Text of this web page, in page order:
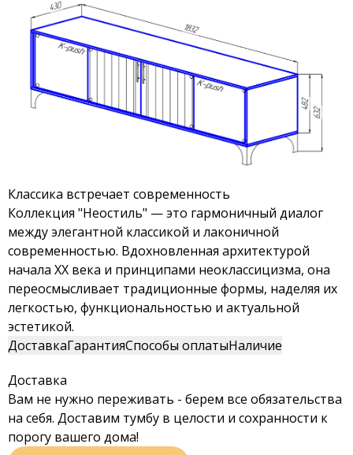
Классика встречает современность
Коллекция "Неостиль" — это гармоничный диалог
между элегантной классикой и лаконичной
современностью. Вдохновленная архитектурой
начала ХХ века и принципами неоклассицизма, она
переосмысливает традиционные формы, наделяя их
легкостью, функциональностью и актуальной
эстетикой.
ДоставкаГарантияСпособы оплатыНаличие
Доставка
Вам не нужно переживать - берем все обязательства
на себя. Доставим тумбу в целости и сохранности к
порогу вашего дома!